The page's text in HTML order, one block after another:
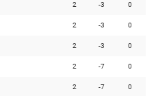
2 -3 0
2 -3 0
2 -3 0
2 -7 0
2 -7 0